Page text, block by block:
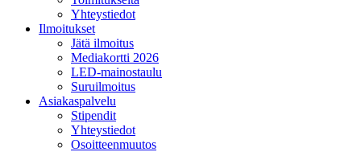
Yhteystiedot
Ilmoitukset
Jätä ilmoitus
Mediakortti 2026
LED-mainostaulu
Suruilmoitus
Asiakaspalvelu
Stipendit
Yhteystiedot
Osoitteenmuutos